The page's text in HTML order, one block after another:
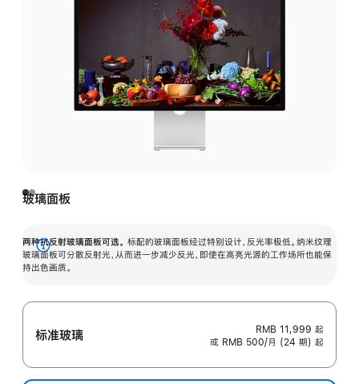
玻璃面板
两种抗反射玻璃面板可选。 标配的玻璃面板经过特别设计，反光率极低。纳米纹理
玻璃面板可分散反射光，从而进一步减少反光，即使在高亮光源的工作场所也能保
持出色画质。
展
开
标准玻璃 RMB 11,999 起
或 RMB 500/月 (24 期) 起